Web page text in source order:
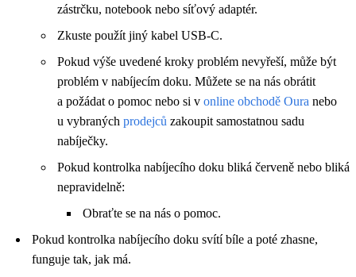
zástrčku, notebook nebo síťový adaptér.
Zkuste použít jiný kabel USB-C.
Pokud výše uvedené kroky problém nevyřeší, může být
problém v nabíjecím doku. Můžete se na nás obrátit
a požádat o pomoc nebo si v online obchodě Oura nebo
u vybraných prodejců zakoupit samostatnou sadu
nabíječky.
Pokud kontrolka nabíjecího doku bliká červeně nebo bliká
nepravidelně:
Obraťte se na nás o pomoc.
Pokud kontrolka nabíjecího doku svítí bíle a poté zhasne,
funguje tak, jak má.